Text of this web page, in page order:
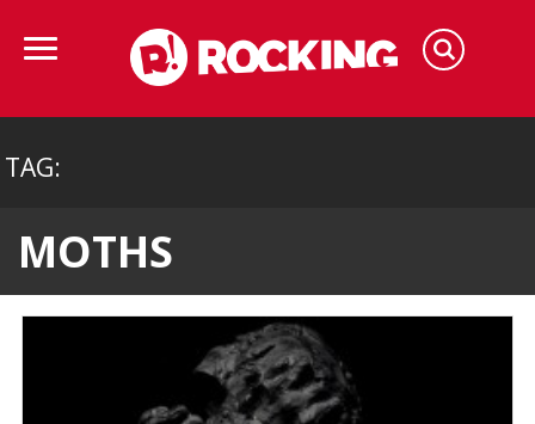
TAG:
MOTHS